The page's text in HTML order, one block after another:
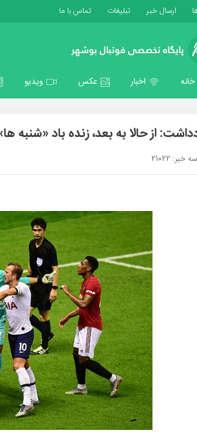
ارسال خبر تبلیغات تماس با ما
خانه اخبار عکس ویدیو
از حالا به بعد، زنده باد «شنبه
خبر: 21022